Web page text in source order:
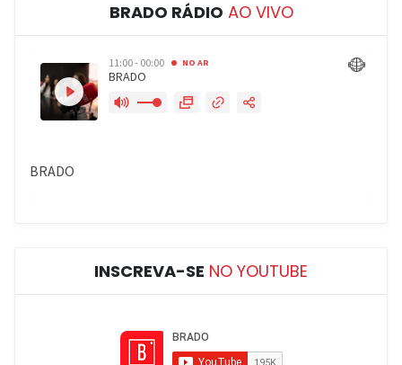
BRADO RÁDIO AO VIVO
INSCREVA-SE NO YOUTUBE